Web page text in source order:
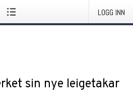
LOGG INN
sin nye leigetakar